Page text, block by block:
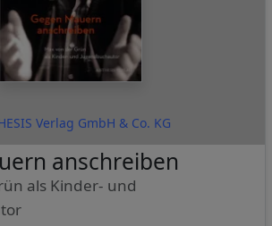
Verlag GmbH & Co. KG
anschreiben
als Kinder- und